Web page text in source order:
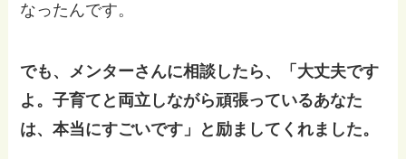
なったんです。
でも、メンターさんに相談したら、「大丈夫です
よ。子育てと両立しながら頑張っているあなた
は、本当にすごいです」と励ましてくれました。